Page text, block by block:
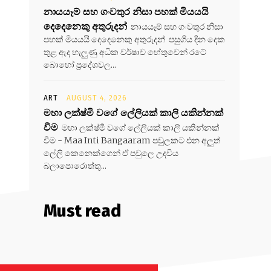
නායයෑම් සහ ගංවතුර නිසා පහක් මියයයි
දෙදෙනෙකු අතුරුදන් නායයෑම් සහ ගංවතුර නිසා
පහක් මියයයි දෙදෙනෙකු අතුරුදන් පසුගිය දින දෙක
තුළ ඇද හැලුණු අධික වර්ෂාව හේතුවෙන් රටේ
බොහෝ ප්‍රදේශවල...
ART AUGUST 4, 2026
මහා ලක්ෂ්මි වගේ ලේලියක් කාලි යකින්නක්
වීම මහා ලක්ෂ්මි වගේ ලේලියක් කාලි යකින්නක්
වීම - Maa Inti Bangaaram පවුලකට එන අලුත්
ලේලි කෙනෙක්ගෙන් ඒ පවුලෙ උදවිය
බලාපොරොත්තු...
Must read